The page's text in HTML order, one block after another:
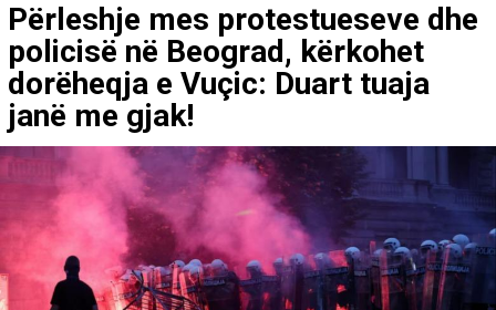
Përleshje mes protestueseve dhe
policisë në Beograd, kërkohet
dorëheqja e Vuçic: Duart tuaja
janë me gjak!